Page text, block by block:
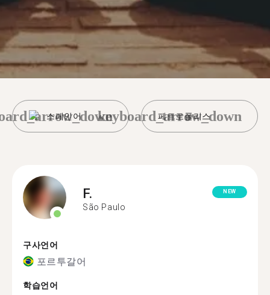
스페인어 페트로폴리스
keyboard_arrow_down
F.
São Paulo
NEW
구사언어
포르투갈어
학습언어